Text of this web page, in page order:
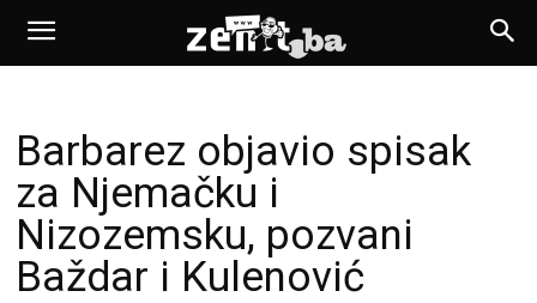
Barbarez objavio spisak
za Njemačku i
Nizozemsku, pozvani
Baždar i Kulenović